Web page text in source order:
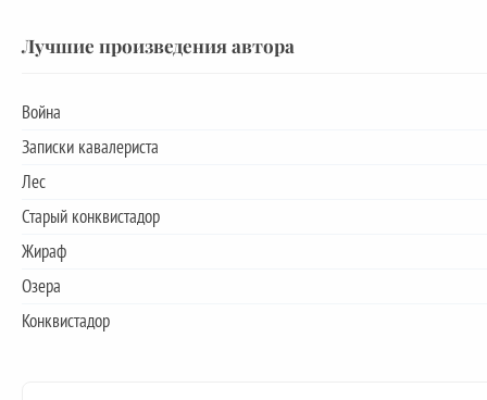
Лучшие произведения автора
Война
Записки кавалериста
Лес
Старый конквистадор
Жираф
Озера
Конквистадор